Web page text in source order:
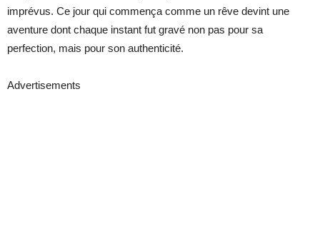
imprévus. Ce jour qui commença comme un rêve devint une
aventure dont chaque instant fut gravé non pas pour sa
perfection, mais pour son authenticité.
Advertisements